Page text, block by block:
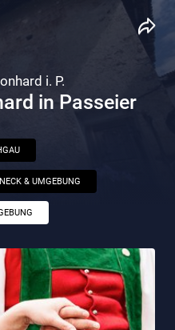
i. P.
in Passeier
& UMGEBUNG